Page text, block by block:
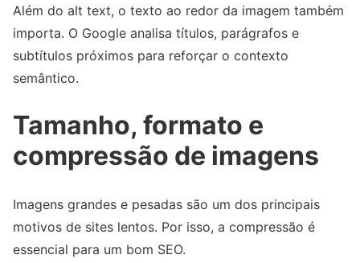
Além do alt text, o texto ao redor da imagem também
importa. O Google analisa títulos, parágrafos e
subtítulos próximos para reforçar o contexto
semântico.
Tamanho, formato e
compressão de imagens
Imagens grandes e pesadas são um dos principais
motivos de sites lentos. Por isso, a compressão é
essencial para um bom SEO.